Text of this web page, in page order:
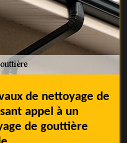
de nettoyage de
appel à un
de gouttière